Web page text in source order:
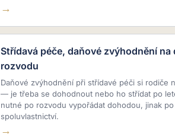
Střídavá péče, daňové zvýhodnění
rozvodu
Daňové zvýhodnění při střídavé péči si rodiče
— je třeba se dohodnout nebo ho střídat po
nutné po rozvodu vypořádat dohodou, jinak
spoluvlastnictví.